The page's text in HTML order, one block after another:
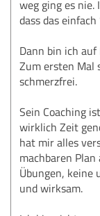
weg ging es
dass das
Dann bin ich
Zum ersten Mal
schmerzfrei.
Sein Coaching
wirklich Zeit
hat mir alles
machbaren
Übungen, keine
und wirksam.